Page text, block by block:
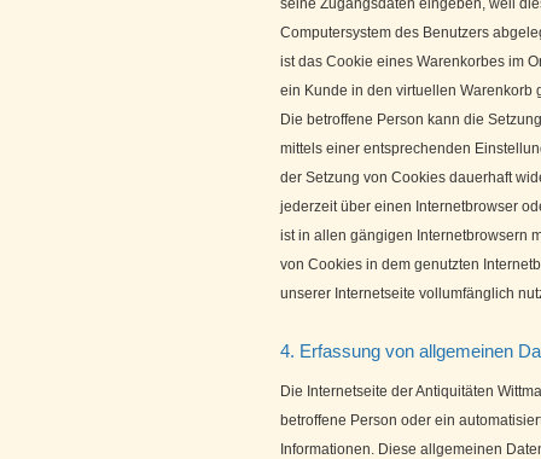
Computersystem des Benutzers
ist das Cookie eines Warenkorbes im
ein Kunde in den virtuellen Warenkorb
Die betroffene Person kann die
mittels einer entsprechenden
der Setzung von Cookies dauerhaft
jederzeit über einen Internetbrowser
ist in allen gängigen Internetbrowsern
von Cookies in dem genutzten
unserer Internetseite vollumfänglich
4. Erfassung von allgemeinen
Die Internetseite der Antiquitäten
betroffene Person oder ein
Informationen. Diese allgemeinen